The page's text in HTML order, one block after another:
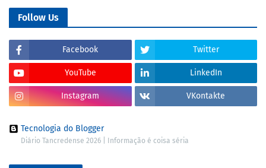
Follow Us
Facebook Twitter
YouTube LinkedIn
Instagram VKontakte
Tecnologia do Blogger
Diário Tancredense 2026 | Informação é coisa séria